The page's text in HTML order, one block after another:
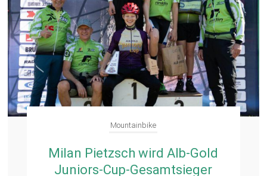
Mountainbike
Milan Pietzsch wird Alb-Gold
Juniors-Cup-Gesamtsieger